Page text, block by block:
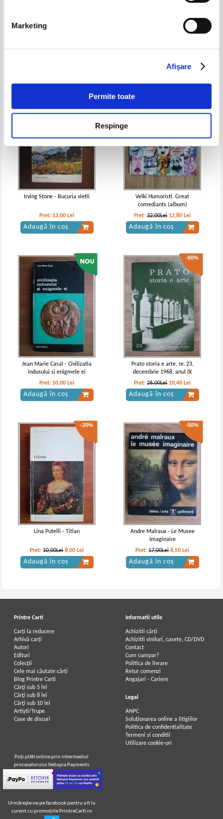
Marketing
Afişare
Permite toate
Respinge
Marianne Haraszti - Takacs -
Pret:26,00Lei 10,40 Lei
Rolando Cristofanelli - Jurnalul
Pret:8,00 Lei
Irving Stone - Bucuria vietii
Pret: 13,00 Lei
Adaugă în coș
Velki Humoristi. Great
comediants (album)
Pret:32,00Lei 12,80 Lei
Adaugă în coș
Jean Marie Casal - Civilizatia
indusului si enigmele ei
Pret: 10,00 Lei
Adaugă în coș
-60%
Prato storia e arte, nr. 23,
decembrie 1968, anul IX
Pret:26,00Lei 10,40 Lei
Adaugă în coș
-20%
Lina Putelli - Titian
Pret:10,00Lei 8,00 Lei
Adaugă în coș
-50%
Andre Malraux - Le Musee
Imaginaire
Pret:17,00Lei 8,50 Lei
Adaugă în coș
Printre Carti
Carți la reducere
Arhivă carți
Autori
Edituri
Colecții
Cele mai căutate cărți
Blog Printre Carti
Cărţi sub 5 lei
Cărţi sub 8 lei
Cărţi sub 10 lei
Artiști/Trupe
Case de discuri
Informatii utile
Achizitii cărți
Achizitii viniluri, casete, CD/DVD
Contact
Cum cumpar?
Politica de livrare
Retur comenzi
Angajari - Cariere
Legal
ANPC
Soluționarea online a litigiilor
Politica de confidentialitate
Termeni si conditii
Utilizare cookie-uri
Poţi plăti online prin intermediul
procesatorului Netopia Payments
Urmăreşte-ne pe facebook pentru a fi la
curent cu promoţiile PrintreCarti.ro